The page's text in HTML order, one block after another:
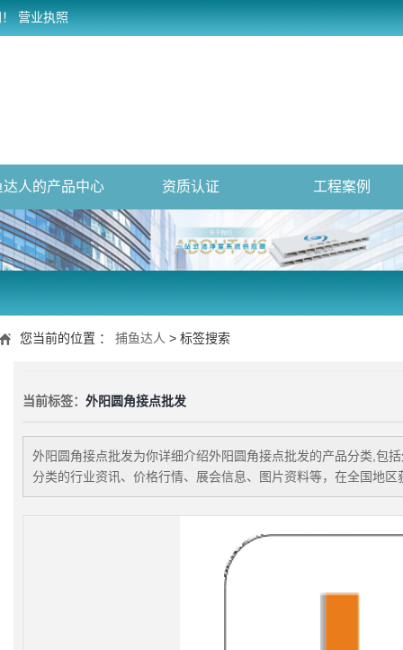
营业执照
达人的产品中心 资质认证 工程案例
您当前的位置 ： 捕鱼达人 > 标签搜索
当前标签： 外阳圆角接点批发
外阳圆角接点批发为你详细介绍外阳圆角接点批发的产品分类,包括
分类的行业资讯、价格行情、展会信息、图片资料等，在全国地